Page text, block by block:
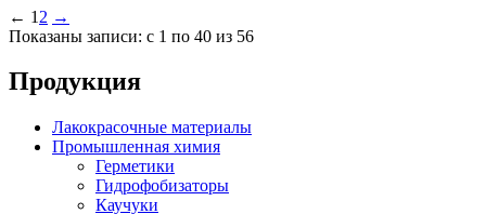
← 1 2 →
Показаны записи: с 1 по 40 из 56
Продукция
Лакокрасочные материалы
Промышленная химия
Герметики
Гидрофобизаторы
Каучуки